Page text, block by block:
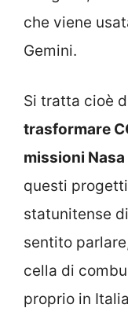
che viene
Gemini.
Si tratta cioè
trasformare
missioni
questi
statunitense
sentito
cella di
proprio in